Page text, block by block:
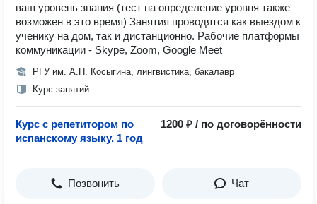
ваш уровень знания (тест на определение уровня также
возможен в это время) Занятия проводятся как выездом к
ученику на дом, так и дистанционно. Рабочие платформы
коммуникации - Skype, Zoom, Google Meet
РГУ им. А.Н. Косыгина, лингвистика, бакалавр
Курс занятий
Курс с репетитором по
испанскому языку, 1 год
1200 ₽ / по договорённости
Позвонить Чат